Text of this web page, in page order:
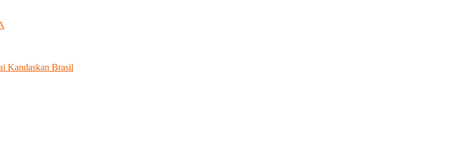
Kandaskan Brasil